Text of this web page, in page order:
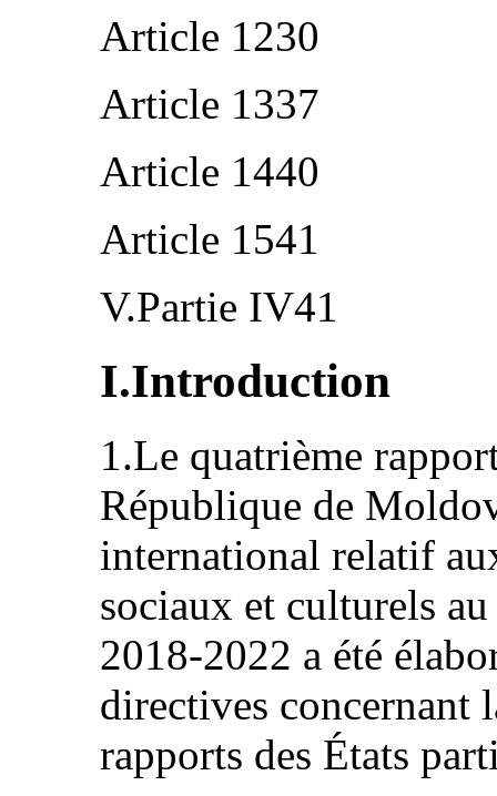
Article 1230
Article 1337
Article 1440
Article 1541
V.Partie IV41
I.Introduction
1.Le quatrième
République de
international relatif
sociaux et culturels
2018‑2022 a été
directives concernant
rapports des États